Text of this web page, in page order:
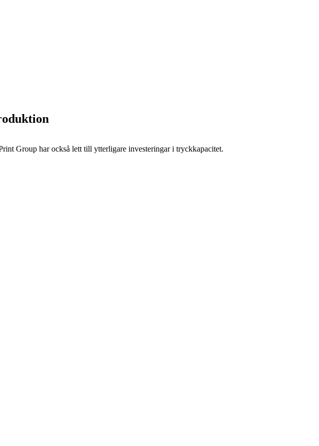
Group har också lett till ytterligare investeringar i tryckkapacitet.